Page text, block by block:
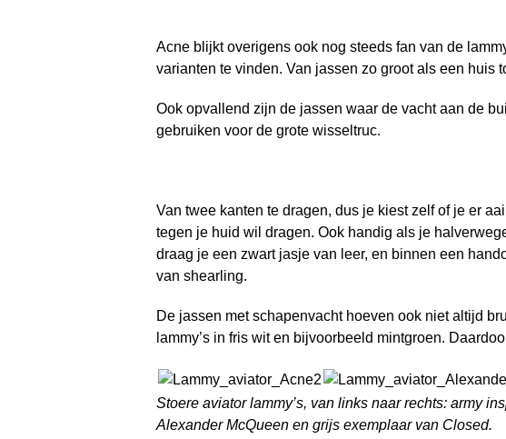
Acne blijkt overigens ook nog steeds fan van de
varianten te vinden. Van jassen zo groot als een huis
Ook opvallend zijn de jassen waar de vacht aan de
gebruiken voor de grote wisseltruc.
Van twee kanten te dragen, dus je kiest zelf of je er
tegen je huid wil dragen. Ook handig als je
draag je een zwart jasje van leer, en binnen een
van shearling.
De jassen met schapenvacht hoeven ook niet altijd
lammy’s in fris wit en bijvoorbeeld mintgroen.
Stoere aviator lammy’s, van links naar rechts: army
Alexander McQueen en grijs exemplaar van Closed.